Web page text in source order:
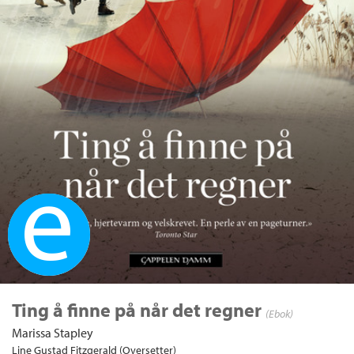
Ebok
Ting å finne på når det regner (Ebok)
Marissa Stapley
Line Gustad Fitzgerald (Oversetter)